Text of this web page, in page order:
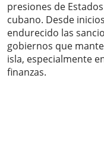
presiones de
cubano. Desde
endurecido las
gobiernos que
isla, especialmente
finanzas.